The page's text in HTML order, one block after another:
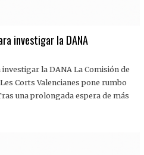
investigar la DANA
la DANA La Comisión de
Corts Valencianes pone rumbo
una prolongada espera de más